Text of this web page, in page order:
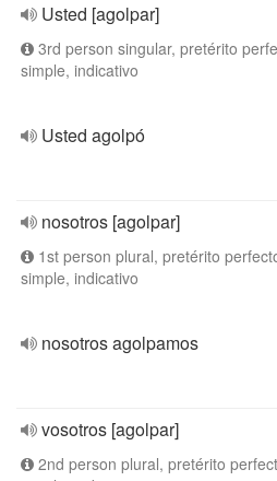
Usted [agolpar]
3rd person singular, pretérito
simple, indicativo
Usted agolpó
nosotros [agolpar]
1st person plural, pretérito
simple, indicativo
nosotros agolpamos
vosotros [agolpar]
2nd person plural, pretérito